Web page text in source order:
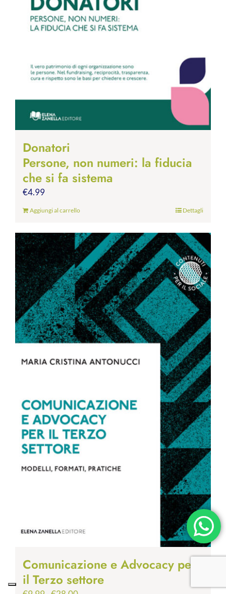
Donatori
Persone, non numeri: la fiducia
che si fa sistema
€4.99
Aggiungi al carrello Dettagli
Comunicazione e Advocacy per
il Terzo settore